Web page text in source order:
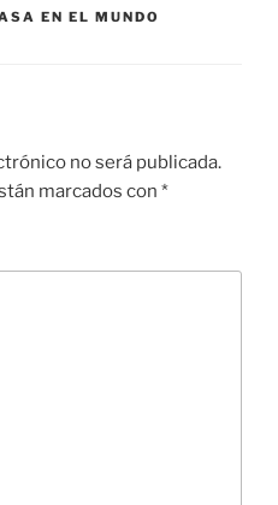
EN EL MUNDO
no será publicada.
marcados con *